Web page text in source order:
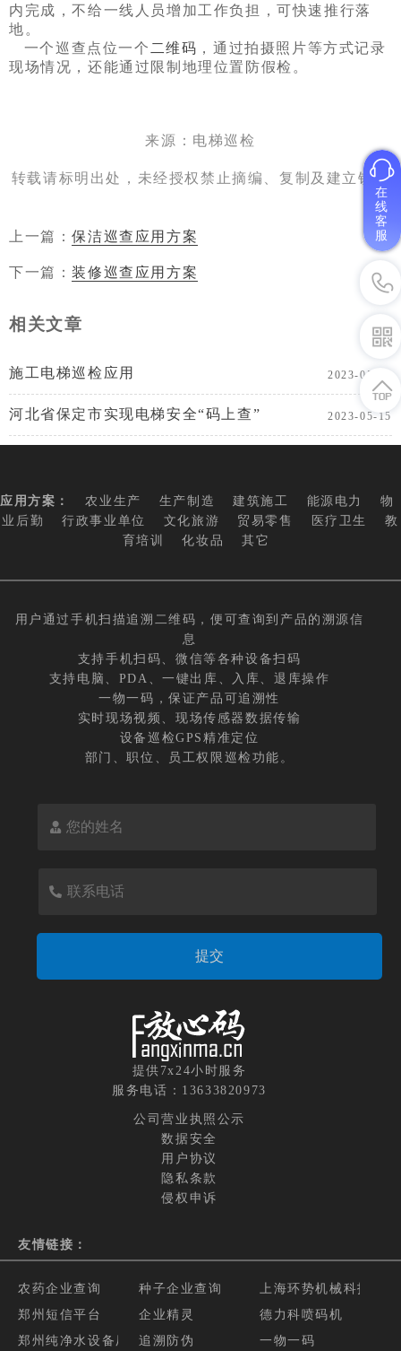
内完成，不给一线人员增加工作负担，可快速推行落
地。
一个巡查点位一个 二维码 ，通过拍摄照片等方式记录
现场情况，还能通过限制地理位置防假检。
来源：电梯巡检
转载请标明出处，未经授权禁止摘编、复制及建立镜像
上一篇：保洁巡查应用方案
下一篇：装修巡查应用方案
相关文章
施工电梯巡检应用 2023-05-25
河北省保定市实现电梯安全“码上查” 2023-05-15
应用方案： 农业生产 生产制造 建筑施工 能源电力
物
业后勤
行政事业单位 文化旅游 贸易零售 医疗卫生
教
育培训
化妆品 其它
用户通过手机扫描追溯二维码，便可查询到产品的溯源信
息
支持手机扫码、微信等各种设备扫码
支持电脑、PDA、一键出库、入库、退库操作
一物一码，保证产品可追溯性
实时现场视频、现场传感器数据传输
设备巡检GPS精准定位
部门、职位、员工权限巡检功能。
提供7x24小时服务
服务电话：13633820973
公司营业执照公示
数据安全
用户协议
隐私条款
侵权申诉
友情链接：
农药企业查询 种子企业查询
上海环势机械科技有
郑州短信平台
企业精灵
德力科喷码机
郑州纯净水设备厂家追溯防伪 一物一码
在
线
客
服